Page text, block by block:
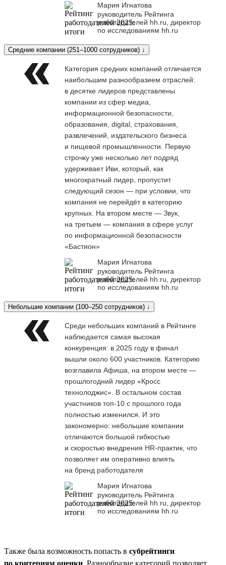
Мария Игнатова
руководитель Рейтинга
работодателей hh.ru, директор
по исследованиям hh.ru
Средние компании (251–1000 сотрудников) ↓
Категория средних компаний отличается
наибольшим разнообразием отраслей:
в десятке лидеров представлены
компании из сфер медиа,
информационной безопасности,
образования, digital, страхования,
развлечений, издательского бизнеса
и пищевой промышленности. Первую
строчку уже несколько лет подряд
удерживает Иви, который, как
многократный лидер, пропустит
следующий сезон — при условии, что
компания не перейдёт в категорию
крупных. На втором месте — Звук,
на третьем — компания в сфере услуг
по информационной безопасности
«Бастион»
Мария Игнатова
руководитель Рейтинга
работодателей hh.ru, директор
по исследованиям hh.ru
Небольшие компании (100–250 сотрудников) ↓
Среди небольших компаний в Рейтинге
наблюдается самая высокая
конкуренция: в 2025 году в финал
вышли около 600 участников. Категорию
возглавила Афиша, на втором месте —
прошлогодний лидер «Кросс
технолоджис». В остальном состав
участников топ-10 с прошлого года
полностью изменился. И это
закономерно: небольшие компании
отличаются большой гибкостью
и скоростью внедрения HR-практик, что
позволяет им оперативно влиять
на бренд работодателя
Мария Игнатова
руководитель Рейтинга
работодателей hh.ru, директор
по исследованиям hh.ru
Также была возможность попасть в субрейтинги
по критериям оценки . Разнообразие категорий позволяет